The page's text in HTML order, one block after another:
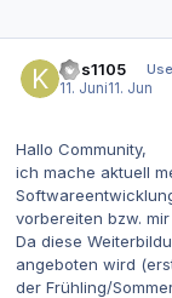
Kris1105
11. Juni11. Jun
Hallo Community,
ich mache aktuell
vorbereiten bzw.
Da diese
angeboten wird
der Frühling/